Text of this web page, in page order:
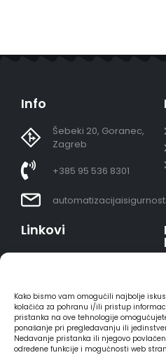
Kako bismo vam omogućili najbolje
kolačića za pohranu i/ili pristup
pristanka na ove tehnologije
ponašanje pri pregledavanju ili
Nedavanje pristanka ili njegovo
određene funkcije i mogućnosti web
Info
Šebeki 20, Goranec,
Zagreb
+385 95 536 8301
Linkovi
Sigurno plaćanje
karticama
Dostava
Načini plaćanja